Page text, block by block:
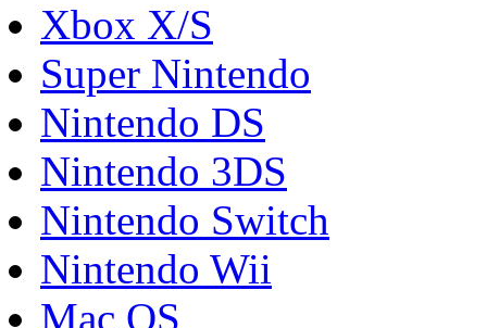
Xbox X/S
Super Nintendo
Nintendo DS
Nintendo 3DS
Nintendo Switch
Nintendo Wii
Mac OS